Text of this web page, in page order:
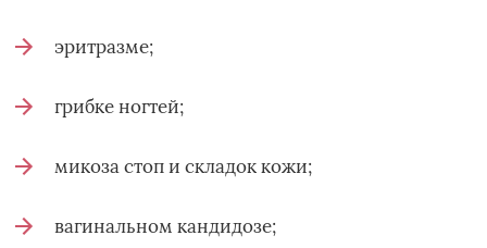
эритразме;
грибке ногтей;
микоза стоп и складок кожи;
вагинальном кандидозе;